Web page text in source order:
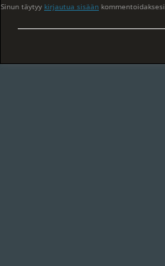
Sinun täytyy kirjautua sisään kommentoidaksesi.